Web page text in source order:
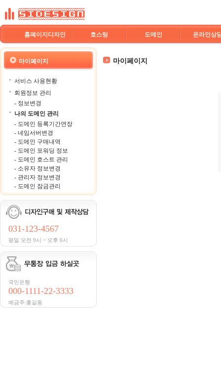
홈페이지디자인 호스팅 도메인 온라인상
마이페이지
서비스 사용현황
회원정보 관리
- 정보변경
나의 도메인 관리
- 도메인 등록기간연장
- 네임서버변경
- 도메인 구매내역
- 도메인 포워딩 정보
- 도메인 호스트 관리
- 소유자 정보변경
- 관리자 정보변경
- 도메인 잠금관리
031-123-4567
평일 오전 9시 ~ 오후 6시
국민은행
000-1111-22-3333
예금주:홍길동
마이페이지